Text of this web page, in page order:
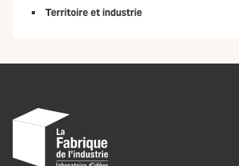
Territoire et industrie